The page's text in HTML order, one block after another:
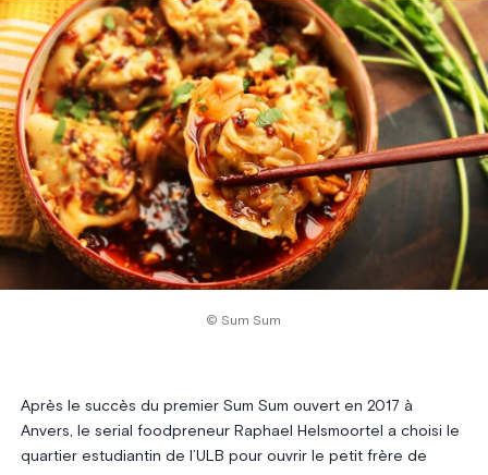
© Sum Sum
Après le succès du premier Sum Sum ouvert en 2017 à
Anvers, le serial foodpreneur Raphael Helsmoortel a choisi le
quartier estudiantin de l’ULB pour ouvrir le petit frère de